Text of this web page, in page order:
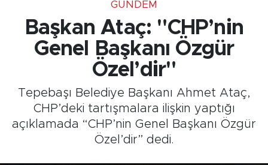
GÜNDEM
Başkan Ataç: "CHP’nin
Genel Başkanı Özgür
Özel’dir"
Tepebaşı Belediye Başkanı Ahmet Ataç,
CHP’deki tartışmalara ilişkin yaptığı
açıklamada “CHP’nin Genel Başkanı Özgür
Özel’dir” dedi.
Gündem
Eskişehirspor
Spor
Eskişehir Trafik Yoğunluk Haritası
Süper Lig Puan Durumu ve Fikstür
Tüm Manşetler
Son Dakika Haberleri